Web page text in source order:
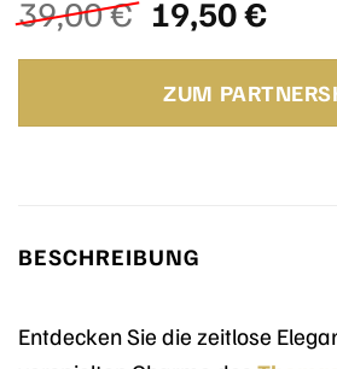
39,00€
Preis
war:
39,00 €
19,50€
ist:
ZUM
BESCHREIBUNG
Entdecken Sie die zeitlose